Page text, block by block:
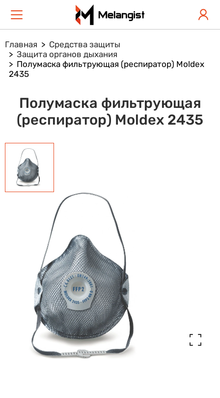
Главная
Средства защиты
Защита органов дыхания
Полумаска фильтрующая (респиратор) Moldex
2435
Полумаска фильтрующая
(респиратор) Moldex 2435